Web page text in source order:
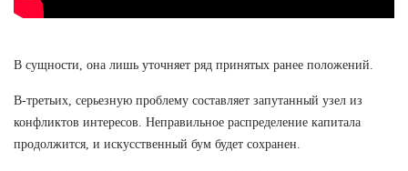
В сущности, она лишь уточняет ряд принятых ранее положений.
В-третьих, серьезную проблему составляет запутанный узел из
конфликтов интересов. Неправильное распределение капитала
продолжится, и искусственный бум будет сохранен.